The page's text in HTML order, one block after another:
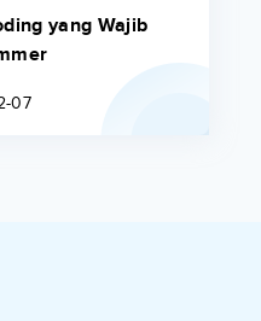
yang Wajib
07